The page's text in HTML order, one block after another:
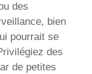
des
bien
pourrait se
des
de petites